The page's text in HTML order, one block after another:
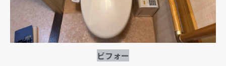
ビフォー